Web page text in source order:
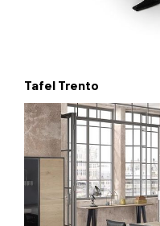
Tafel Trento